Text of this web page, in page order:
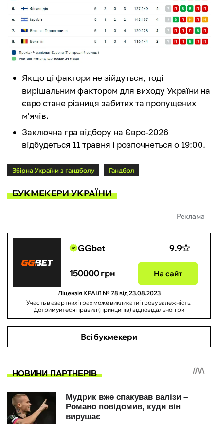
Якщо ці фактори не зійдуться, тоді
вирішальним фактором для виходу України на
євро стане різниця забитих та пропущених
м'ячів.
Заключна гра відбору на Євро-2026
відбудеться 11 травня і розпочнеться о 19:00.
Збірна України з гандболу Гандбол
БУКМЕКЕРИ УКРАЇНИ
Реклама
GGbet 9.9
150000 грн На сайт
Ліцензія КРАІЛ № 78 від 23.08.2023
Участь в азартних іграх може викликати ігрову залежність.
Дотримуйтеся правил (принципів) відповідальної гри
Всі букмекери